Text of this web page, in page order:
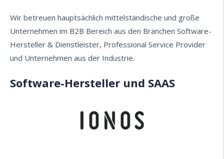
Wir betreuen hauptsächlich mittelständische und große
Unternehmen im B2B Bereich aus den Branchen Software-
Hersteller & Dienstleister, Professional Service Provider
und Unternehmen aus der Industrie.
Software-Hersteller und SAAS